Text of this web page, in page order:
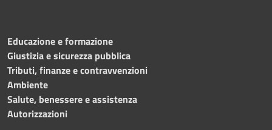
Educazione e formazione
Giustizia e sicurezza pubblica
Tributi, finanze e contravvenzioni
Ambiente
Salute, benessere e assistenza
Autorizzazioni